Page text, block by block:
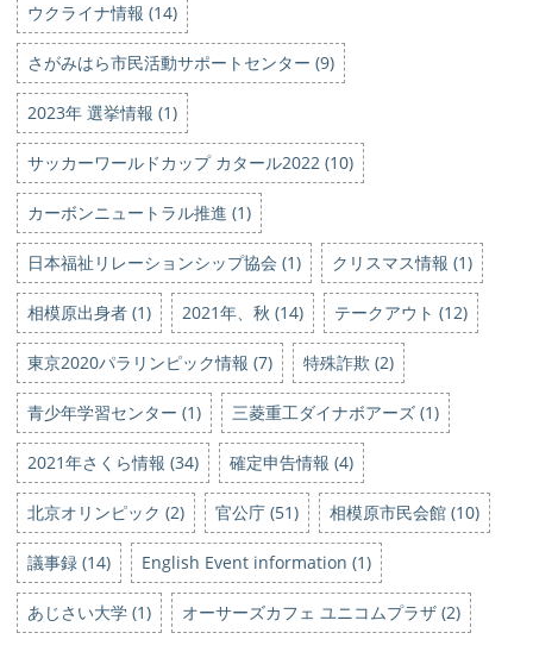
ウクライナ情報 (14)
さがみはら市民活動サポートセンター (9)
2023年 選挙情報 (1)
サッカーワールドカップ カタール2022 (10)
カーボンニュートラル推進 (1)
日本福祉リレーションシップ協会 (1) クリスマス情報 (1)
相模原出身者 (1) 2021年、秋 (14) テークアウト (12)
東京2020パラリンピック情報 (7) 特殊詐欺 (2)
青少年学習センター (1) 三菱重工ダイナボアーズ (1)
2021年さくら情報 (34) 確定申告情報 (4)
北京オリンピック (2) 官公庁 (51) 相模原市民会館 (10)
議事録 (14) English Event information (1)
あじさい大学 (1) オーサーズカフェ ユニコムプラザ (2)